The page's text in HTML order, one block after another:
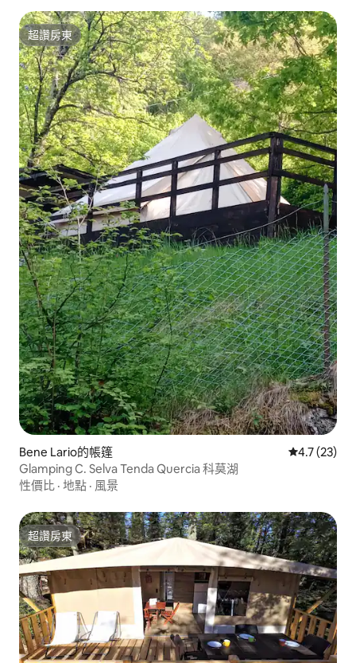
超讚房東
超讚房東
Bene Lario的帳篷 從 23 則評
4.7 (23)
Glamping C. Selva Tenda Quercia 科莫湖
性價比 · 地點 · 風景
超讚房東
超讚房東